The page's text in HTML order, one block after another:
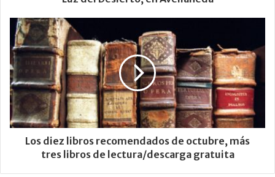
Los diez libros recomendados de octubre, más
tres libros de lectura/descarga gratuita